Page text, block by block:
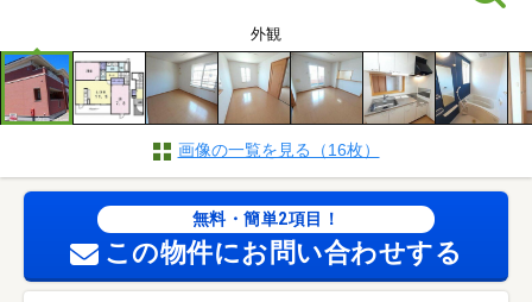
外観
画像の一覧を見る（16枚）
無料・簡単2項目！
この物件にお問い合わせする